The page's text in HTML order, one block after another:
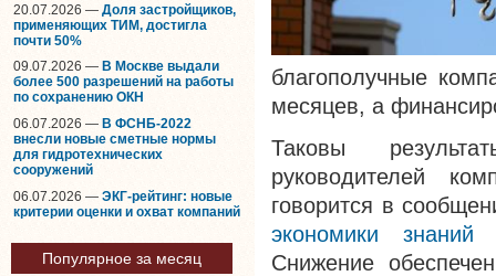
20.07.2026 — Доля застройщиков,
применяющих ТИМ, достигла
почти 50%
09.07.2026 — В Москве выдали
более 500 разрешений на работы
по сохранению ОКН
06.07.2026 — В ФСНБ-2022
внесли новые сметные нормы
для гидротехнических
сооружений
06.07.2026 — ЭКГ-рейтинг: новые
критерии оценки и охват компаний
Популярное за месяц
благополучные
месяцев, а
Таковы
руководителей
говорится в
экономики
Снижение